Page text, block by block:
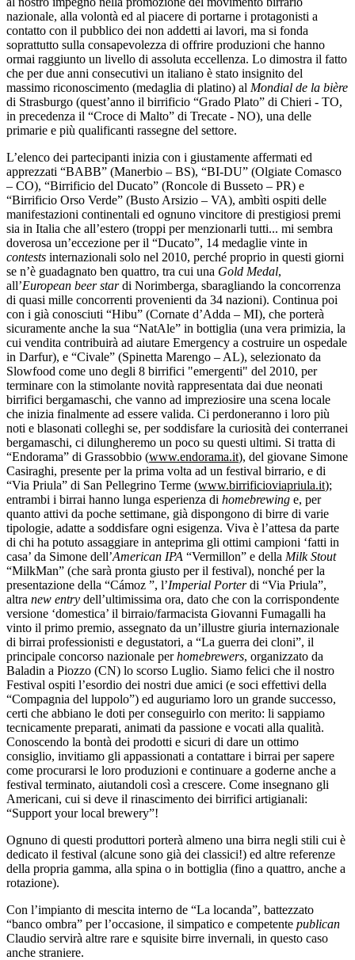
nazionale, alla volontà ed al piacere di portarne i protagonisti a
contatto con il pubblico dei non addetti ai lavori, ma si fonda
soprattutto sulla consapevolezza di offrire produzioni che hanno
ormai raggiunto un livello di assoluta eccellenza. Lo dimostra il fatto
che per due anni consecutivi un italiano è stato insignito del
massimo riconoscimento (medaglia di platino) al Mondial de la bière
di Strasburgo (quest’anno il birrificio “Grado Plato” di Chieri - TO,
in precedenza il “Croce di Malto” di Trecate - NO), una delle
primarie e più qualificanti rassegne del settore.
L’elenco dei partecipanti inizia con i giustamente affermati ed
apprezzati “BABB” (Manerbio – BS), “BI-DU” (Olgiate Comasco
– CO), “Birrificio del Ducato” (Roncole di Busseto – PR) e
“Birrificio Orso Verde” (Busto Arsizio – VA), ambìti ospiti delle
manifestazioni continentali ed ognuno vincitore di prestigiosi premi
sia in Italia che all’estero (troppi per menzionarli tutti... mi sembra
doverosa un’eccezione per il “Ducato”, 14 medaglie vinte in
contests internazionali solo nel 2010, perché proprio in questi giorni
se n’è guadagnato ben quattro, tra cui una Gold Medal,
all’European beer stardi Norimberga, sbaragliando la concorrenza
di quasi mille concorrenti provenienti da 34 nazioni). Continua poi
con i già conosciuti “Hibu” (Cornate d’Adda – MI), che porterà
sicuramente anche la sua “NatAle” in bottiglia (una vera primizia, la
cui vendita contribuirà ad aiutare Emergency a costruire un ospedale
in Darfur), e “Civale” (Spinetta Marengo – AL), selezionato da
Slowfood come uno degli 8 birrifici "emergenti" del 2010, per
terminare con la stimolante novità rappresentata dai due neonati
birrifici bergamaschi, che vanno ad impreziosire una scena locale
che inizia finalmente ad essere valida. Ci perdoneranno i loro più
noti e blasonati colleghi se, per soddisfare la curiosità dei conterranei
bergamaschi, ci dilungheremo un poco su questi ultimi. Si tratta di
“Endorama” di Grassobbio (www.endorama.it), del giovane Simone
Casiraghi, presente per la prima volta ad un festival birrario, e di
“Via Priula” di San Pellegrino Terme (www.birrificioviapriula.it);
entrambi i birrai hanno lunga esperienza di homebrewing e, per
quanto attivi da poche settimane, già dispongono di birre di varie
tipologie, adatte a soddisfare ogni esigenza. Viva è l’attesa da parte
di chi ha potuto assaggiare in anteprima gli ottimi campioni ‘fatti in
casa’ da Simone dell’American IPA “Vermillon” e della Milk Stout
“MilkMan” (che sarà pronta giusto per il festival), nonché per la
presentazione della “Cámoz ”, l’Imperial Porterdi “Via Priula”,
altra new entry dell’ultimissima ora, dato che con la corrispondente
versione ‘domestica’ il birraio/farmacista Giovanni Fumagalli ha
vinto il primo premio, assegnato da un’illustre giuria internazionale
di birrai professionisti e degustatori, a “La guerra dei cloni”, il
principale concorso nazionale perhomebrewers, organizzato da
Baladin a Piozzo (CN) lo scorso Luglio. Siamo felici che il nostro
Festival ospiti l’esordio dei nostri due amici (e soci effettivi della
“Compagnia del luppolo”) ed auguriamo loro un grande successo,
certi che abbiano le doti per conseguirlo con merito: li sappiamo
tecnicamente preparati, animati da passione e vocati alla qualità.
Conoscendo la bontà dei prodotti e sicuri di dare un ottimo
consiglio, invitiamo gli appassionati a contattare i birrai per sapere
come procurarsi le loro produzioni e continuare a goderne anche a
festival terminato, aiutandoli così a crescere. Come insegnano gli
Americani, cui si deve il rinascimento dei birrifici artigianali:
“Support your local brewery”!
Ognuno di questi produttori porterà almeno una birra negli stili cui è
dedicato il festival (alcune sono già dei classici!) ed altre referenze
della propria gamma, alla spina o in bottiglia (fino a quattro, anche a
rotazione).
Con l’impianto di mescita interno de “La locanda”, battezzato
“banco ombra” per l’occasione, il simpatico e competente publican
Claudio servirà altre rare e squisite birre invernali, in questo caso
anche straniere.